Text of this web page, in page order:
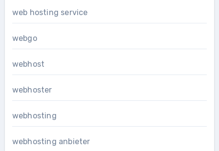
web hosting service
webgo
webhost
webhoster
webhosting
webhosting anbieter